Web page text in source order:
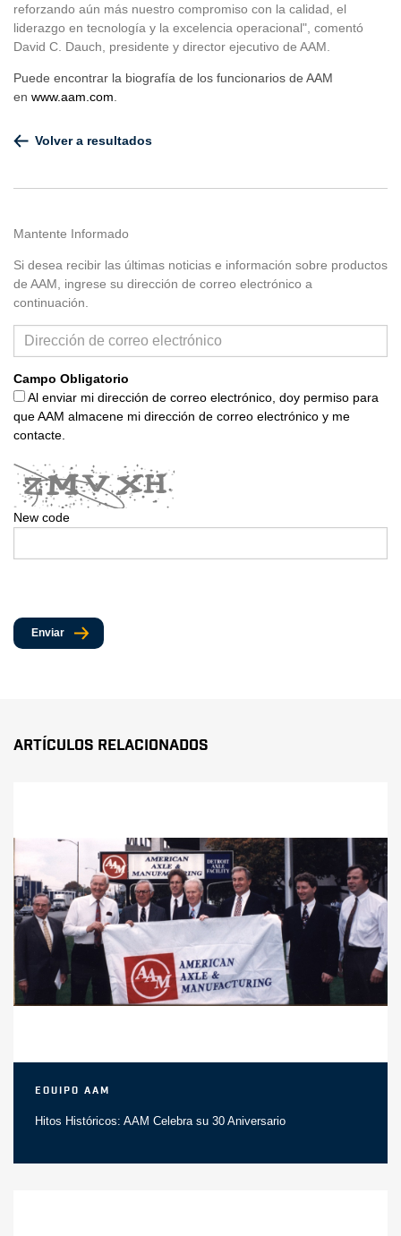
reforzando aún más nuestro compromiso con la calidad, el
liderazgo en tecnología y la excelencia operacional", comentó
David C. Dauch, presidente y director ejecutivo de AAM.
Puede encontrar la biografía de los funcionarios de AAM
en www.aam.com
Volver a resultados
Mantente Informado
Si desea recibir las últimas noticias e información sobre productos
de AAM, ingrese su dirección de correo electrónico a
continuación.
Campo Obligatorio
Al enviar mi dirección de correo electrónico, doy permiso para
que AAM almacene mi dirección de correo electrónico y me
contacte.
New code
Enviar
Artículos Relacionados
Equipo AAM
Hitos Históricos: AAM Celebra su 30 Aniversario